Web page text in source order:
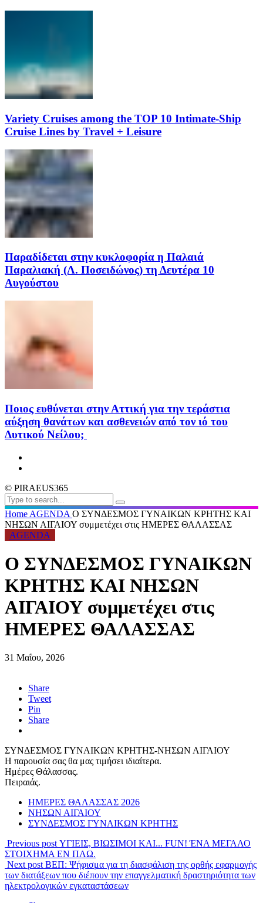
Variety Cruises among the TOP 10 Intimate-Ship
Cruise Lines by Travel + Leisure
Παραδίδεται στην κυκλοφορία η Παλαιά
Παραλιακή (Λ. Ποσειδώνος) τη Δευτέρα 10
Αυγούστου
Ποιος ευθύνεται στην Αττική για την τεράστια
αύξηση θανάτων και ασθενειών από τον ιό του
Δυτικού Νείλου;
© PIRAEUS365
Home AGENDA Ο ΣΥΝΔΕΣΜΟΣ ΓΥΝΑΙΚΩΝ ΚΡΗΤΗΣ ΚΑΙ
ΝΗΣΩΝ ΑΙΓΑΙΟΥ συμμετέχει στις ΗΜΕΡΕΣ ΘΑΛΑΣΣΑΣ
AGENDA
Ο ΣΥΝΔΕΣΜΟΣ ΓΥΝΑΙΚΩΝ
ΚΡΗΤΗΣ ΚΑΙ ΝΗΣΩΝ
ΑΙΓΑΙΟΥ συμμετέχει στις
ΗΜΕΡΕΣ ΘΑΛΑΣΣΑΣ
31 Μαΐου, 2026
Share
Tweet
Pin
Share
ΣΥΝΔΕΣΜΟΣ ΓΥΝΑΙΚΩΝ ΚΡΗΤΗΣ-ΝΗΣΩΝ ΑΙΓΑΙΟΥ
Η παρουσία σας θα μας τιμήσει ιδιαίτερα.
Ημέρες Θάλασσας.
Πειραιάς.
ΗΜΕΡΕΣ ΘΑΛΑΣΣΑΣ 2026
ΝΗΣΩΝ ΑΙΓΑΙΟΥ
ΣΥΝΔΕΣΜΟΣ ΓΥΝΑΙΚΩΝ ΚΡΗΤΗΣ
Previous post ΥΓΙΕΙΣ, ΒΙΩΣΙΜΟΙ ΚΑΙ... FUN! ΈΝΑ ΜΕΓΑΛΟ
ΣΤΟΙΧΗΜΑ ΕΝ ΠΛΩ.
Next post ΒΕΠ: Ψήφισμα για τη διασφάλιση της ορθής εφαρμογής
των διατάξεων που διέπουν την επαγγελματική δραστηριότητα των
ηλεκτρολογικών εγκαταστάσεων